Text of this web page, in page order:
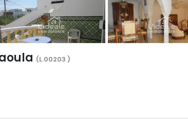
(L.00203 )